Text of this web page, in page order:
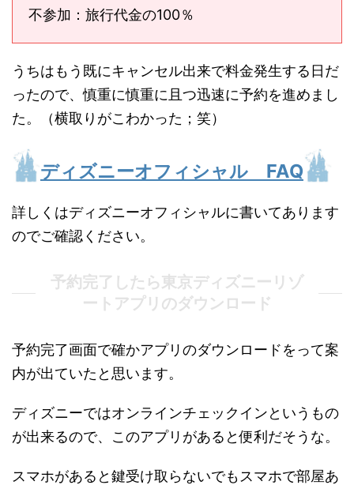
不参加：旅行代金の100％
うちはもう既にキャンセル出来で料金発生する日だ
ったので、慎重に慎重に且つ迅速に予約を進めまし
た。（横取りがこわかった；笑）
ディズニーオフィシャル FAQ
詳しくはディズニーオフィシャルに書いてあります
のでご確認ください。
予約完了したら東京ディズニーリゾ
ートアプリのダウンロード
予約完了画面で確かアプリのダウンロードをって案
内が出ていたと思います。
ディズニーではオンラインチェックインというもの
が出来るので、このアプリがあると便利だそうな。
スマホがあると鍵受け取らないでもスマホで部屋あ